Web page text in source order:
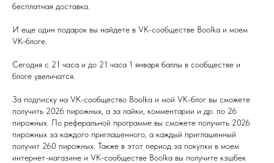
бесплатная доставка.
И еще один подарок вы найдете в VK-сообществе Boolka и моем
VK-блоге.
Сегодня с 21 часа и до 21 часа 1 января баллы в сообществе и
блоге увеличатся.
За подписку на VK-сообщество Boolka и мой VK-блог вы сможете
получить 2026 пирожных, а за лайки, комментарии и др. по 26
пирожных. По реферальной программе вы сможете получить 2026
пирожных за каждого приглашенного, а каждый приглашенный
получит 260 пирожных. Также в этот период за покупки в моем
интернет-магазине и VK-сообществе Boolka вы получите кэшбек